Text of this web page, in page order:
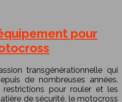
pour
transgénérationnelle qui
de nombreuses années.
restrictions pour rouler et les
de sécurité, le motocross